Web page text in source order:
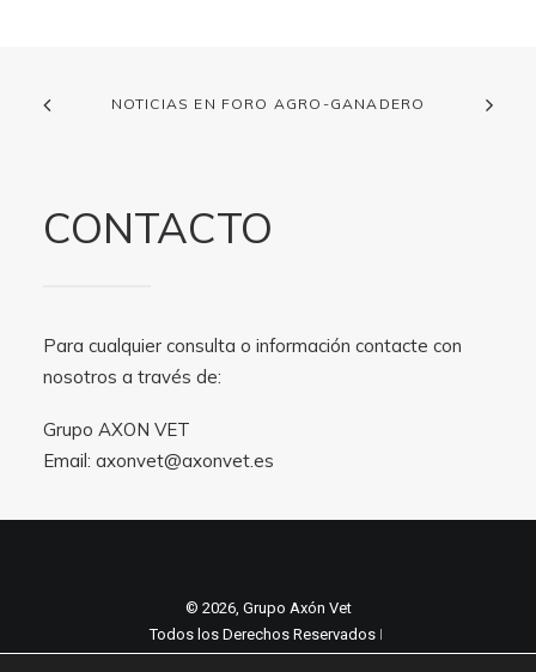
NOTICIAS EN FORO AGRO-GANADERO
CONTACTO
Para cualquier consulta o información contacte con
nosotros a través de:
Grupo AXON VET
Email: axonvet@axonvet.es
© 2026, Grupo Axón Vet
Todos los Derechos Reservados ǀ